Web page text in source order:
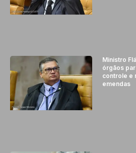
Ministro
órgãos
controle e
emendas